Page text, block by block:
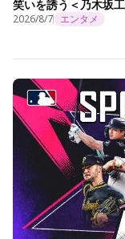
笑いを誘う＜乃木坂
2026/8/7 エンタメ